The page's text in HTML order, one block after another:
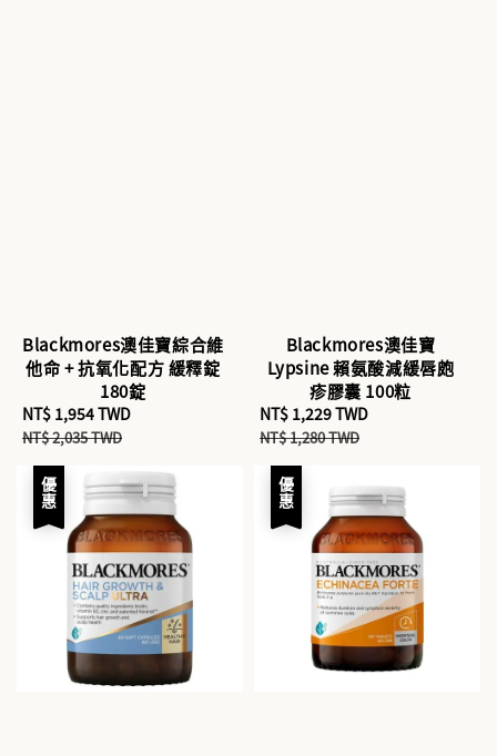
Blackmores澳佳寶綜合維
他命 + 抗氧化配方 緩釋錠
180錠
Sale
price
NT$ 1,954 TWD
NT$ 2,035 TWD
Blackmores澳佳寶
Lypsine 賴氨酸減緩唇皰
疹膠囊 100粒
Sale
price
NT$ 1,229 TWD
NT$ 1,280 TWD
優惠 優惠